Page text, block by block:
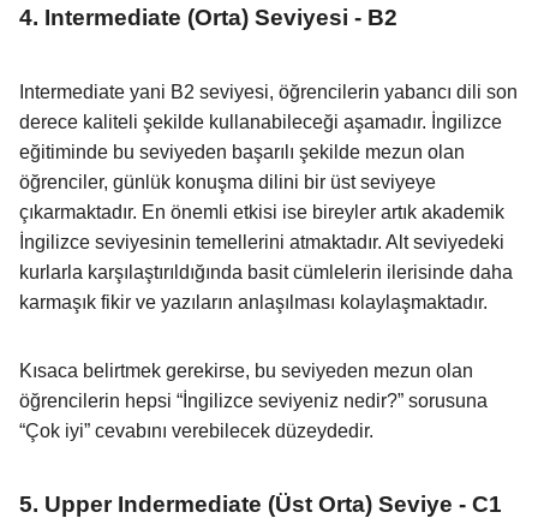
4. Intermediate (Orta) Seviyesi - B2
Intermediate yani B2 seviyesi, öğrencilerin yabancı dili son
derece kaliteli şekilde kullanabileceği aşamadır. İngilizce
eğitiminde bu seviyeden başarılı şekilde mezun olan
öğrenciler, günlük konuşma dilini bir üst seviyeye
çıkarmaktadır. En önemli etkisi ise bireyler artık akademik
İngilizce seviyesinin temellerini atmaktadır. Alt seviyedeki
kurlarla karşılaştırıldığında basit cümlelerin ilerisinde daha
karmaşık fikir ve yazıların anlaşılması kolaylaşmaktadır.
Kısaca belirtmek gerekirse, bu seviyeden mezun olan
öğrencilerin hepsi “İngilizce seviyeniz nedir?” sorusuna
“Çok iyi” cevabını verebilecek düzeydedir.
5. Upper Indermediate (Üst Orta) Seviye - C1